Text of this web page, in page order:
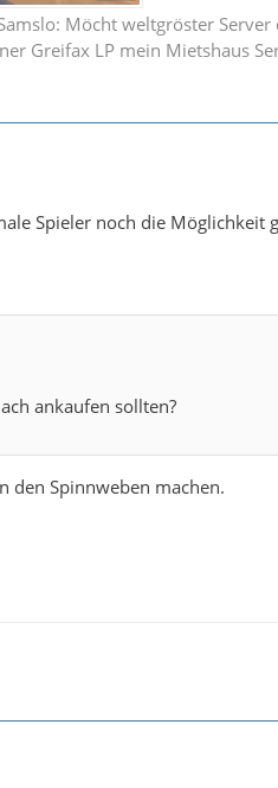
Möcht weltgröster
Greifax LP mein Mietshaus
Spieler noch die Möglichkeit
ankaufen sollten?
den Spinnweben machen.